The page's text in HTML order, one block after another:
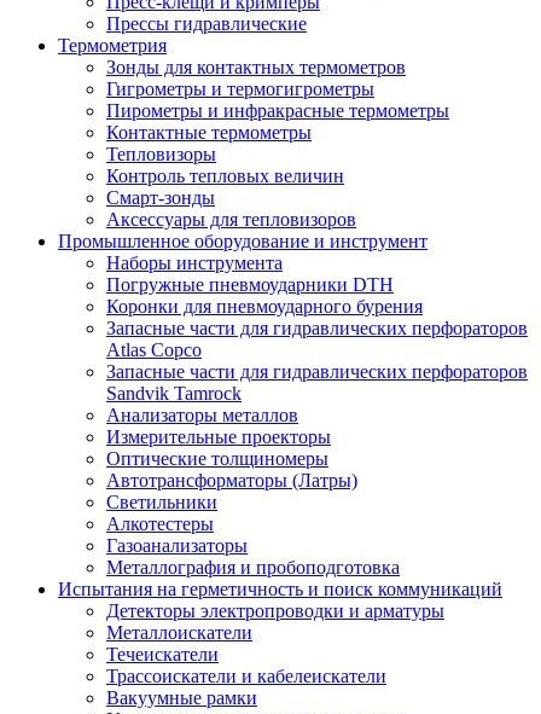
Прессы гидравлические
Термометрия
Зонды для контактных термометров
Гигрометры и термогигрометры
Пирометры и инфракрасные термометры
Контактные термометры
Тепловизоры
Контроль тепловых величин
Смарт-зонды
Аксессуары для тепловизоров
Промышленное оборудование и инструмент
Наборы инструмента
Погружные пневмоударники DTH
Коронки для пневмоударного бурения
Запасные части для гидравлических перфораторов
Atlas Copco
Запасные части для гидравлических перфораторов
Sandvik Tamrock
Анализаторы металлов
Измерительные проекторы
Оптические толщиномеры
Автотрансформаторы (Латры)
Светильники
Алкотестеры
Газоанализаторы
Металлография и пробоподготовка
Испытания на герметичность и поиск коммуникаций
Детекторы электропроводки и арматуры
Металлоискатели
Течеискатели
Трассоискатели и кабелеискатели
Вакуумные рамки